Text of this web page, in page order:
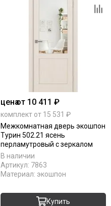
ценаот 10 411 ₽
комплект от 15 531 ₽
Межкомнатная дверь экошпон
Турин 502.21 ясень
перламутровый с зеркалом
В наличии
Артикул: 7863
Материал: экошпон
Купить